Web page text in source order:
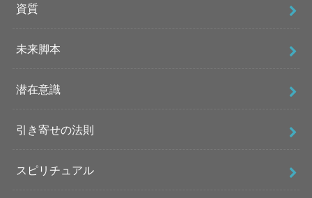
資質
未来脚本
潜在意識
引き寄せの法則
スピリチュアル